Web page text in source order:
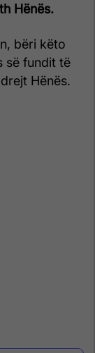
Hënës.
bëri këto
së fundit të
Hënës.